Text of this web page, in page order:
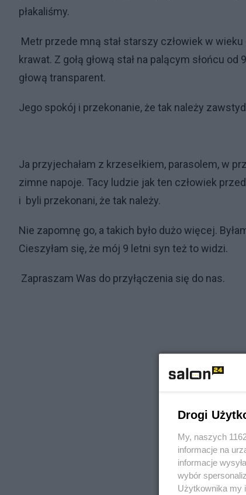
płakaliśmy.
Metr przede mną stał starszy człowiek w wieku
krawat. Z gołą głową stał na palącym słońcu
głową transparent.
Jego spokój i przekonanie, że tak należy
Ja przyjechałam z krzesełkiem, parasolem, w
zimne napoje. Tacy ludzie jak ten człowiek
i byli przekonani, że tak należy.
Nie zapomnę go, a takich było dużo więcej.
Cieszyłam się, że mój 9 letni syn też to widzi.
Zapraszam Was do przyłączenia się do nas.
Drogi
My, naszych
informacje na
informacje
wybór
Użytkownika my